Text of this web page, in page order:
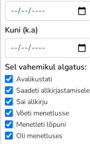
Kuni (k.a)
Sel vahemikul algatus:
Avalikustati
Saadeti allkirjastamisele
Sai allkirju
Võeti menetlusse
Menetleti lõpuni
Oli menetluses